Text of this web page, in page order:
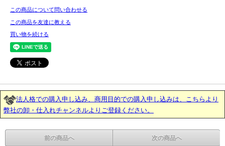
この商品について問い合わせる
この商品を友達に教える
買い物を続ける
法人格での購入申し込み、商用目的での購入申し込みは、こちらより
弊社の卸・仕入れチャンネルよりご登録ください。
前の商品へ 次の商品へ